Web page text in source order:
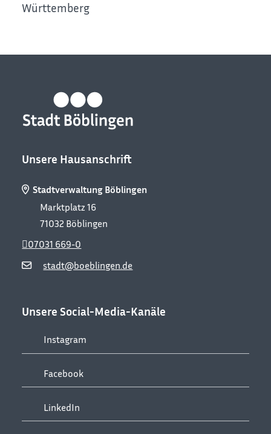
Württemberg
Unsere Hausanschrift
Stadtverwaltung Böblingen
Marktplatz 16
71032 Böblingen
stadt@boeblingen.de
07031 669-0
Unsere Social-Media-Kanäle
Instagram
Facebook
LinkedIn